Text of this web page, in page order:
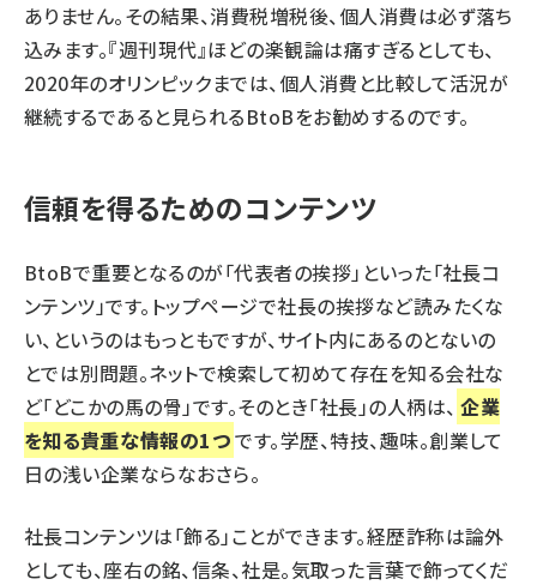
ありません。その結果、消費税増税後、個人消費は必ず落ち
込みます。『週刊現代』ほどの楽観論は痛すぎるとしても、
2020年のオリンピックまでは、個人消費と比較して活況が
継続するであると見られるBtoBをお勧めするのです。
信頼を得るためのコンテンツ
BtoBで重要となるのが「代表者の挨拶」といった「社長コ
ンテンツ」です。トップページで社長の挨拶など読みたくな
い、というのはもっともですが、サイト内にあるのとないの
とでは別問題。ネットで検索して初めて存在を知る会社な
ど「どこかの馬の骨」です。そのとき「社長」の人柄は、 企業
を知る貴重な情報の1つです。学歴、特技、趣味。創業して
日の浅い企業ならなおさら。
社長コンテンツは「飾る」ことができます。経歴詐称は論外
としても、座右の銘、信条、社是。気取った言葉で飾ってくだ